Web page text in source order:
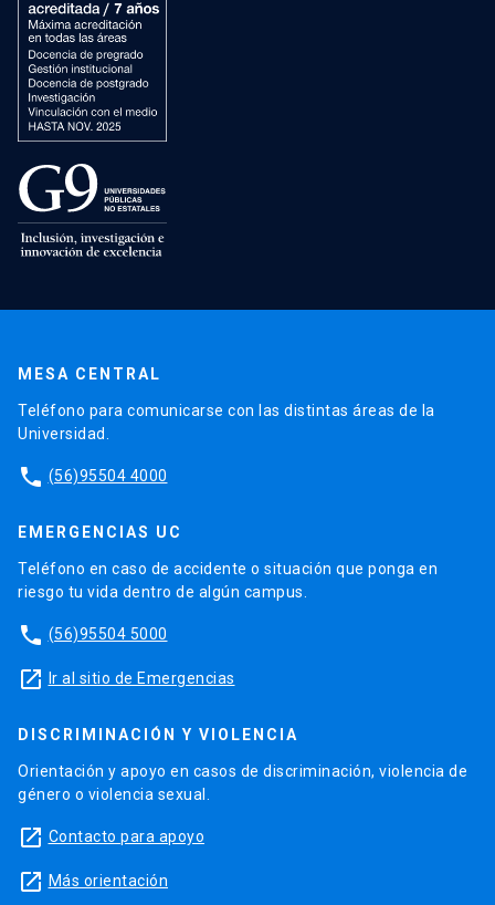
MESA CENTRAL
Teléfono para comunicarse con las distintas áreas de la
Universidad.
phone (56)95504 4000
EMERGENCIAS UC
Teléfono en caso de accidente o situación que ponga en
riesgo tu vida dentro de algún campus.
phone (56)95504 5000
launch Ir al sitio de Emergencias
DISCRIMINACIÓN Y VIOLENCIA
Orientación y apoyo en casos de discriminación, violencia de
género o violencia sexual.
launch Contacto para apoyo
launch Más orientación